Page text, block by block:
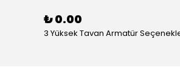
₺ 0.00
3 Yüksek Tavan Armatür